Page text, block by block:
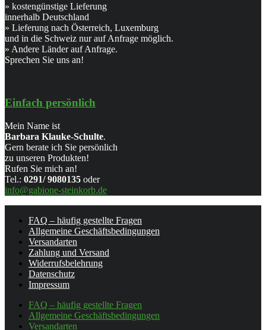
» kostengünstige Lieferung
innerhalb Deutschland
» Lieferung nach Österreich, Luxemburg
und in die Schweiz nur auf Anfrage möglich.
» Andere Länder auf Anfrage.
Sprechen Sie uns an!
Einfach persönlich
Mein Name ist
Barbara Klauke-Schulte.
Gern berate ich Sie persönlich
zu unseren Produkten!
Rufen Sie mich an!
Tel.: 0291/ 9080135 oder
info@gabione-steinkorb.de
FAQ – häufig gestellte Fragen
Allgemeine Geschäftsbedingungen
Versandarten
Zahlung und Versand
Widerrufsbelehrung
Datenschutz
Impressum
FAQ – häufig gestellte Fragen
Allgemeine Geschäftsbedingungen
Versandarten